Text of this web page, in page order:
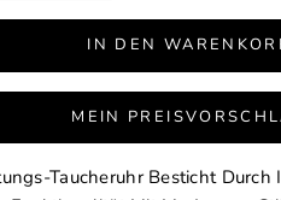
IN DEN
MEIN
Taucheruhr Besticht